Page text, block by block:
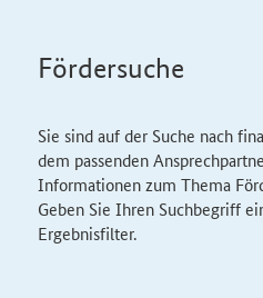
Fördersuche
Sie sind auf der Suche nach
dem passenden
Informationen zum Thema
Geben Sie Ihren Suchbegriff
Ergebnisfilter.